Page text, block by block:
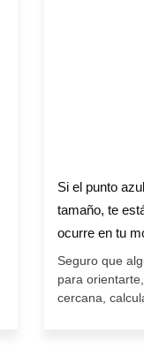
Si el punto
tamaño, te
ocurre en tu
Seguro que
para
cercana,